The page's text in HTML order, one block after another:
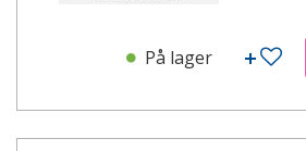
På lager